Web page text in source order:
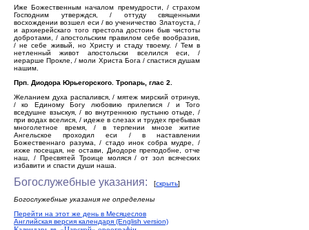
Иже Божественным началом премудрости, / страхом
Господним утверждся, / оттуду священными
восхождении возшел еси / во ученичество Златоуста, /
и архиерейскаго того престола достоин быв чистоты
добротами, / апостольским правилом себе вообразив,
/ не себе живый, но Христу и стаду твоему. / Тем в
нетленный живот апостольски вселился еси, /
иерарше Прокле, / моли Христа Бога / спастися душам
нашим.
Прп. Диодора Юрьегорского. Тропарь, глас 2.
Желанием духа распалився, / мятеж мирский отринув,
/ ко Единому Богу любовию прилепися / и Того
вседушне взыскуя, / во внутреннюю пустыню отыде, /
при водах вселися, / идеже в слезах и трудех пребывая
многолетное время, / в терпении мнозе житие
Ангельское проходил еси / в наставлении
Божественнаго разума, / стадо инок собра мудре, /
ихже посещая, не остави, Диодоре преподобне, отче
наш, / Пресвятей Троице моляся / от зол всяческих
избавити и спасти души наша.
Богослужебные указания: [скрыть]
Богослужебные указания не определены
Перейти на этот же день в Месяцеслов
Английская версия календаря (English version)